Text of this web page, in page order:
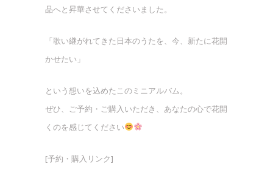
品へと昇華させてくださいました。
「歌い継がれてきた日本のうたを、今、新たに花開
かせたい」
という想いを込めたこのミニアルバム。
ぜひ、ご予約・ご購入いただき、あなたの心で花開
くのを感じてください
[予約・購入リンク]